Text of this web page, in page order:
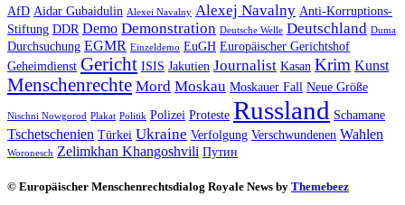
AfD Aidar Gubaidulin Alexei Navalny Alexej Navalny Anti-Korruptions-
Stiftung DDR Demo Demonstration Deutsche Welle Deutschland Duma
Durchsuchung EGMR Einzeldemo EuGH Europäischer Gerichtshof
Geheimdienst Gericht ISIS Jakutien Journalist Kasan Krim Kunst
Menschenrechte Mord Moskau Moskauer Fall Neue Größe
Nischni Nowgorod Plakat Politik Polizei Proteste Russland Schamane
Tschetschenien Türkei Ukraine Verfolgung Verschwundenen Wahlen
Woronesch Zelimkhan Khangoshvili Путин
© Europäischer Menschenrechtsdialog Royale News by Themebeez